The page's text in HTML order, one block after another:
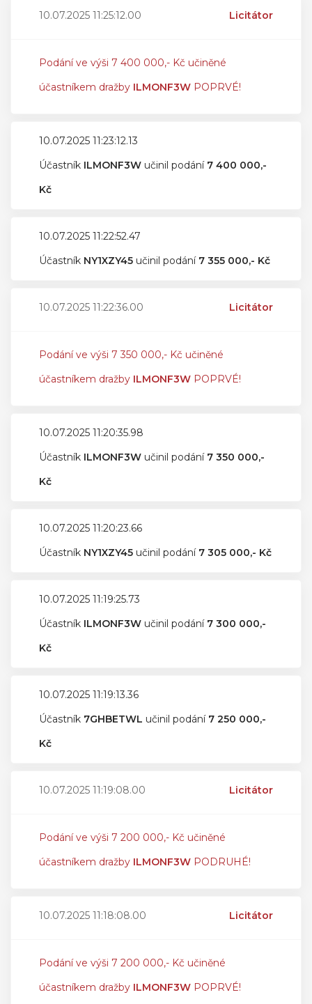
10.07.2025 11:25:12.00 Licitátor
Podání ve výši 7 400 000,- Kč učiněné
účastníkem dražby ILMONF3W POPRVÉ!
10.07.2025 11:23:12.13
Účastník ILMONF3W učinil podání 7 400 000,-
Kč
10.07.2025 11:22:52.47
Účastník NY1XZY45 učinil podání 7 355 000,- Kč
10.07.2025 11:22:36.00 Licitátor
Podání ve výši 7 350 000,- Kč učiněné
účastníkem dražby ILMONF3W POPRVÉ!
10.07.2025 11:20:35.98
Účastník ILMONF3W učinil podání 7 350 000,-
Kč
10.07.2025 11:20:23.66
Účastník NY1XZY45 učinil podání 7 305 000,- Kč
10.07.2025 11:19:25.73
Účastník ILMONF3W učinil podání 7 300 000,-
Kč
10.07.2025 11:19:13.36
Účastník 7GHBETWL učinil podání 7 250 000,-
Kč
10.07.2025 11:19:08.00 Licitátor
Podání ve výši 7 200 000,- Kč učiněné
účastníkem dražby ILMONF3W PODRUHÉ!
10.07.2025 11:18:08.00 Licitátor
Podání ve výši 7 200 000,- Kč učiněné
účastníkem dražby ILMONF3W POPRVÉ!